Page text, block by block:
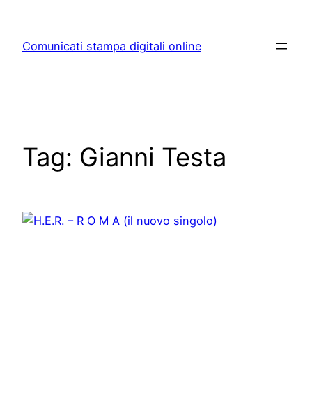
content
Comunicati stampa digitali online
Tag: Gianni Testa